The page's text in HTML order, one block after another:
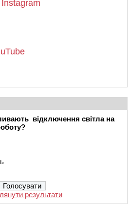
Instagram
відключення світла на
результати